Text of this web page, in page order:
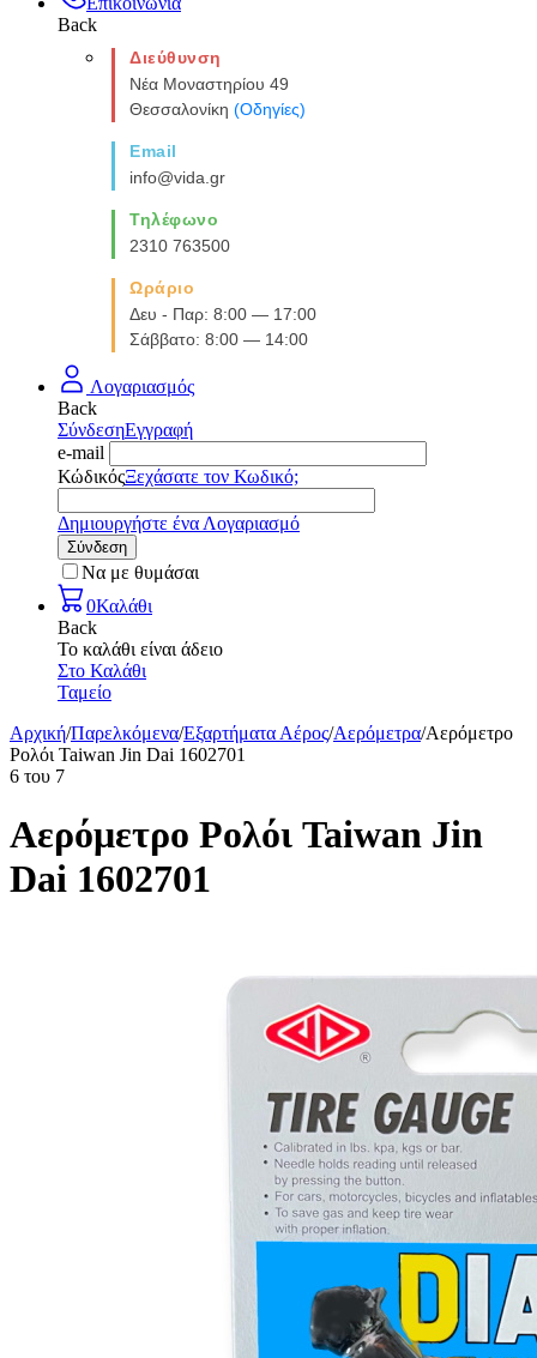
Back
Διεύθυνση
Νέα Μοναστηρίου 49
Θεσσαλονίκη (Οδηγίες)
Email
info@vida.gr
Τηλέφωνο
2310 763500
Ωράριο
Δευ - Παρ: 8:00 — 17:00
Σάββατο: 8:00 — 14:00
Λογαριασμός
Back
ΣύνδεσηΕγγραφή
e-mail
ΚώδικόςΞεχάσατε τον Κωδικό;
Δημιουργήστε ένα Λογαριασμό
Σύνδεση
Να με θυμάσαι
0Καλάθι
Back
Το καλάθι είναι άδειο
Στο Καλάθι
Ταμείο
Αρχική/Παρελκόμενα/Εξαρτήματα Αέρος/Αερόμετρα/Αερόμετρο
Ρολόι Taiwan Jin Dai 1602701
6 του 7
Αερόμετρο Ρολόι Taiwan Jin
Dai 1602701